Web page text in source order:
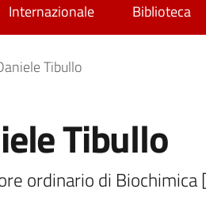
Internazionale Biblioteca
Tibullo
Tibullo
ordinario di Biochimica